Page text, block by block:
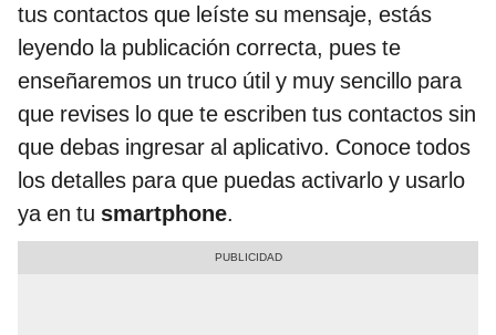
tus contactos que leíste su mensaje, estás
leyendo la publicación correcta, pues te
enseñaremos un truco útil y muy sencillo para
que revises lo que te escriben tus contactos sin
que debas ingresar al aplicativo. Conoce todos
los detalles para que puedas activarlo y usarlo
ya en tu smartphone.